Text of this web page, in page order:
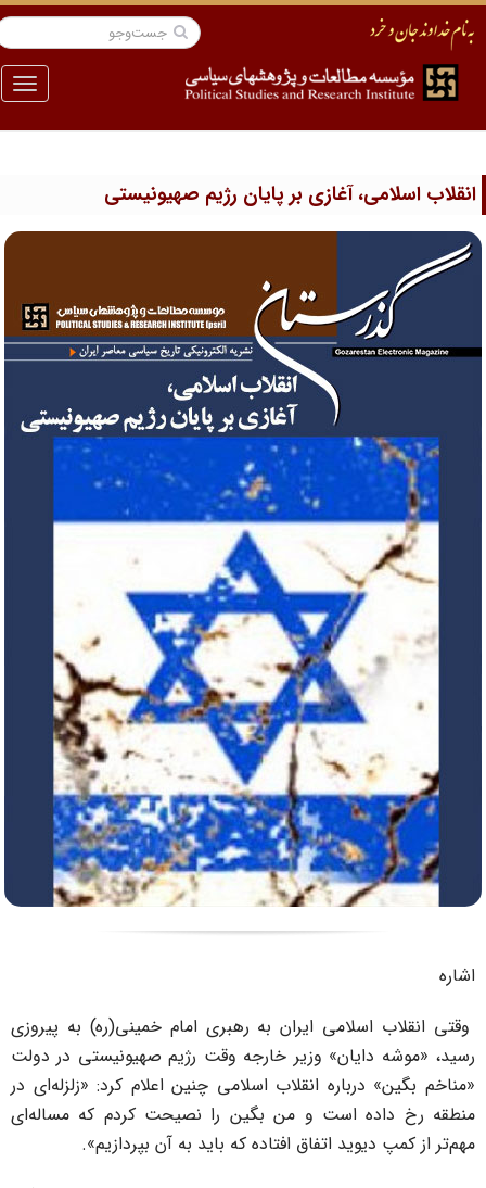
منو
اسلامی، آغازی بر پایان رژیم صهیونیستی
انقلاب اسلامی ایران به رهبری امام خمینی(ره) به پیروزی
«موشه دایان» وزیر خارجه وقت رژیم صهیونیستی در دولت
بگین» درباره انقلاب اسلامی چنین اعلام کرد: «زلزله‌ای در
رخ داده است و من بگین را نصیحت کردم که مساله‌ای
از کمپ دیوید اتفاق افتاده که باید به آن بپردازیم».